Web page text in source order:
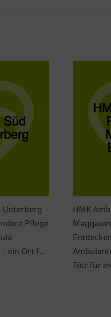
Unterberg
Pflege
ein Ort für
HMK
Tölz für